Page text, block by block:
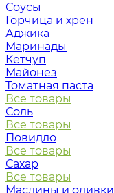
Соусы
Горчица и хрен
Аджика
Маринады
Кетчуп
Майонез
Томатная паста
Все товары
Соль
Все товары
Повидло
Все товары
Сахар
Все товары
Маслины и оливки